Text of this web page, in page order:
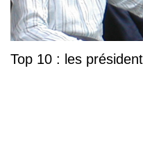
Top 10 : les